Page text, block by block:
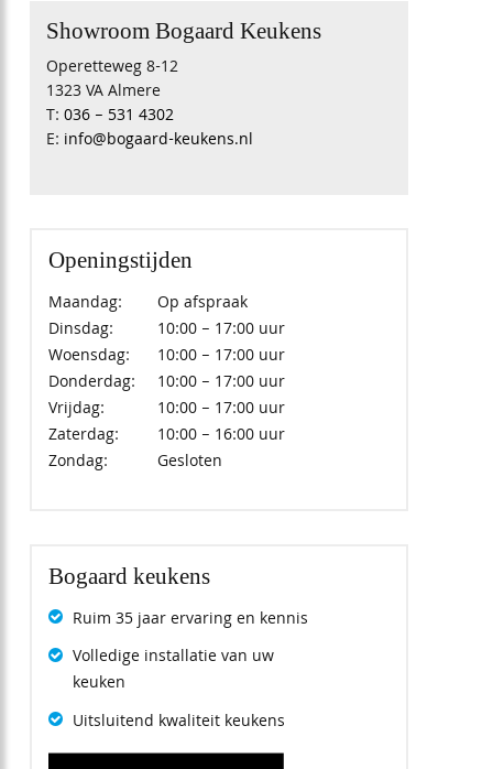
Showroom Bogaard Keukens
Operetteweg 8-12
1323 VA Almere
T:036 – 531 4302
E: info@bogaard-keukens.nl
Openingstijden
Maandag:
Op afspraak
Dinsdag:
10:00 – 17:00 uur
Woensdag:
10:00 – 17:00 uur
Donderdag:
10:00 – 17:00 uur
Vrijdag:
10:00 – 17:00 uur
Zaterdag:
10:00 – 16:00 uur
Zondag:
Gesloten
Bogaard keukens
Ruim 35 jaar ervaring en kennis
Volledige installatie van uw
keuken
Uitsluitend kwaliteit keukens